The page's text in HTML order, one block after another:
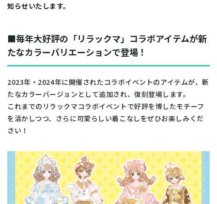
知らせいたします。
■毎年大好評の「リラックマ」コラボアイテムが新
たなカラーバリエーションで登場！
2023年・2024年に開催されたコラボイベントのアイテムが、新
たなカラーバージョンとして追加され、復刻登場します。
これまでのリラックマコラボイベントで好評を博したモチーフ
を活かしつつ、さらに可愛らしい着こなしをぜひお楽しみくだ
さい！